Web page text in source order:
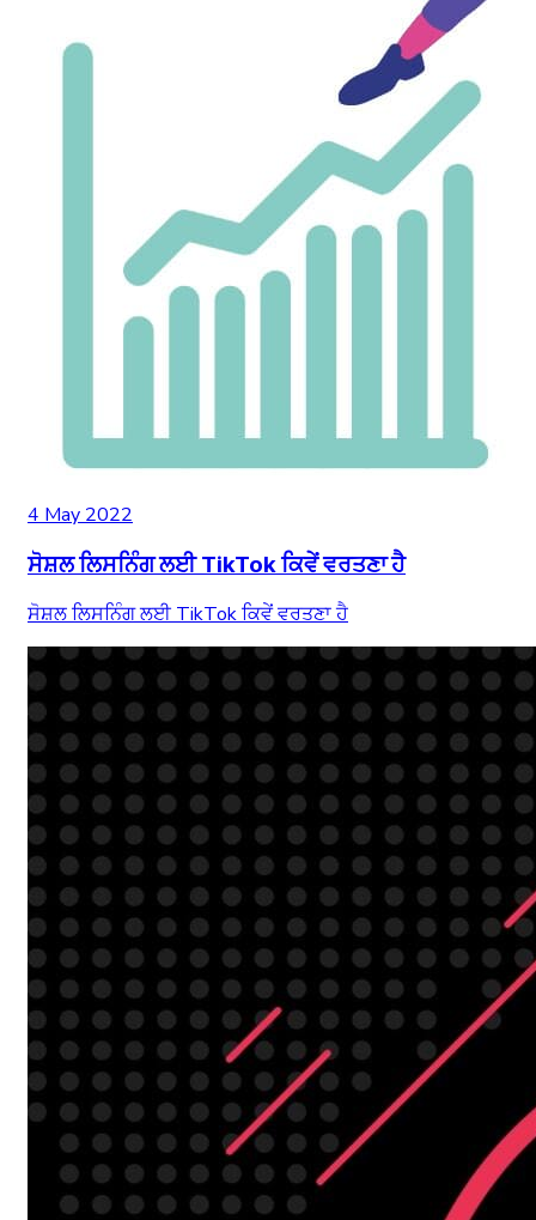
4 May 2022
ਸੋਸ਼ਲ ਲਿਸਨਿੰਗ ਲਈ TikTok ਕਿਵੇਂ ਵਰਤਣਾ ਹੈ
ਸੋਸ਼ਲ ਲਿਸਨਿੰਗ ਲਈ TikTok ਕਿਵੇਂ ਵਰਤਣਾ ਹੈ